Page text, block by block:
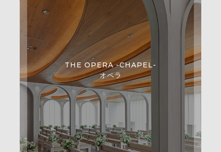
THE OPERA -CHAPEL-
オペラ